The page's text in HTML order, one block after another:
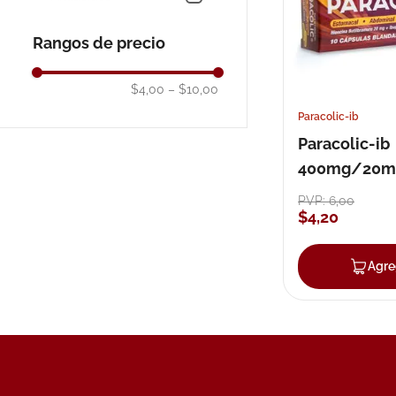
Rangos de precio
$4,00 – $10,00
Paracolic-ib
Paracolic-ib
400mg/
capsula
PVP:6,00
$4,20
10.pañales